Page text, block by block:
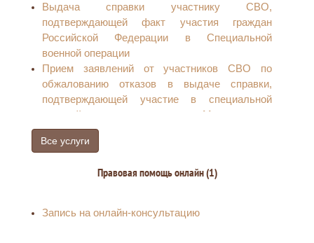
Выдача справки участнику СВО,
подтверждающей факт участия граждан
Российской Федерации в Специальной
военной операции
Прием заявлений от участников СВО по
обжалованию отказов в выдаче справки,
подтверждающей участие в специальной
военной операции по линии Министерства
обороны Российской Федерации
Прием заявлений от членов семей участников
справки, подтверждающей участие в
Министерства обороны Российской Федерации
Выдача справки члену семьи участника СВО,
Все услуги
Правовая помощь онлайн (1)
Запись на онлайн-консультацию